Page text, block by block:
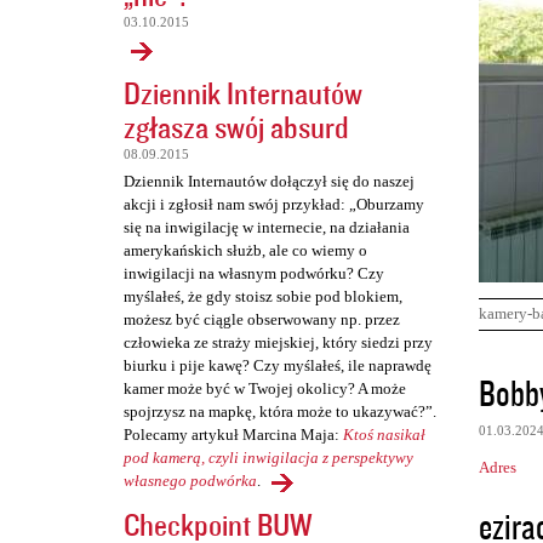
03.10.2015
Dziennik Internautów
zgłasza swój absurd
08.09.2015
Dziennik Internautów dołączył się do naszej
akcji i zgłosił nam swój przykład: „Oburzamy
się na inwigilację w internecie, na działania
amerykańskich służb, ale co wiemy o
inwigilacji na własnym podwórku? Czy
myślałeś, że gdy stoisz sobie pod blokiem,
możesz być ciągle obserwowany np. przez
człowieka ze straży miejskiej, który siedzi przy
biurku i pije kawę? Czy myślałeś, ile naprawdę
kamer może być w Twojej okolicy? A może
spojrzysz na mapkę, która może to ukazywać?”.
Polecamy artykuł Marcina Maja: Ktoś nasikał
pod kamerą, czyli inwigilacja z perspektywy
własnego podwórka.
Checkpoint BUW
kamery-
K
o
m
e
n
01.03.2024
Adres